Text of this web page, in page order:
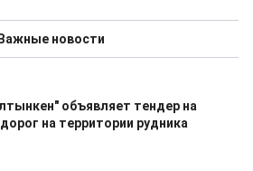
Важные новости
объявляет тендер на
на территории рудника